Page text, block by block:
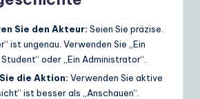
Sie den Akteur: Seien Sie präzise.
ist ungenau. Verwenden Sie „Ein
oder „Ein Administrator“.
die Aktion: Verwenden Sie aktive
ist besser als „Anschauen“.